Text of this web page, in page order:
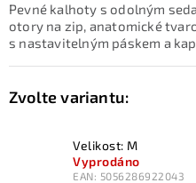
Pevné kalhoty s odolným
otory na zip, anatomické
s nastavitelným páskem a
Velikost: M
Vyprodáno
EAN: 5056286922043